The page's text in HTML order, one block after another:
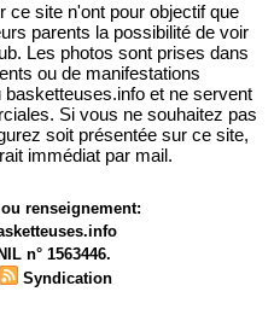
ce site n'ont pour objectif que
parents la possibilité de voir
Les photos sont prises dans
ou de manifestations
et ne servent
Si vous ne souhaitez pas
soit présentée sur ce site,
immédiat par mail.
renseignement:
n° 1563446.
Syndication